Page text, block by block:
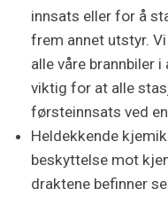
innsats eller for å
frem annet utstyr.
alle våre brannbiler
viktig for at alle
førsteinnsats ved en
Heldekkende
beskyttelse mot
draktene befinner